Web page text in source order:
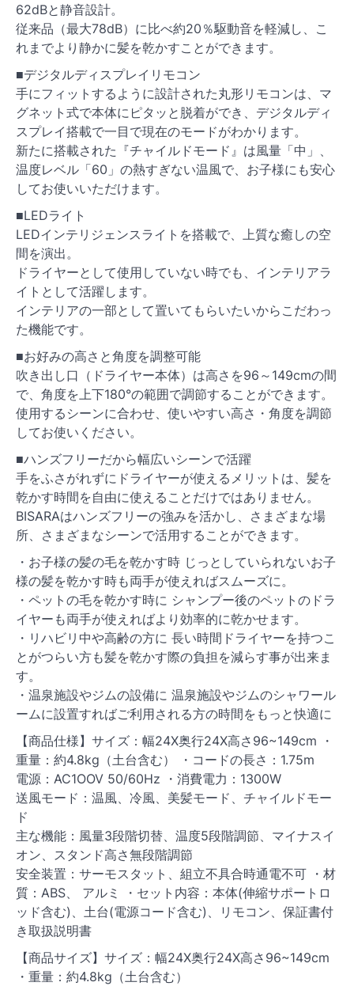
62dBと静音設計。
従来品（最大78dB）に比べ約20％駆動音を軽減し、こ
れまでより静かに髪を乾かすことができます。
■デジタルディスプレイリモコン
手にフィットするように設計された丸形リモコンは、マ
グネット式で本体にピタッと脱着ができ、デジタルディ
スプレイ搭載で一目で現在のモードがわかります。
新たに搭載された『チャイルドモード』は風量「中」、
温度レベル「60」の熱すぎない温風で、お子様にも安心
してお使いいただけます。
■LEDライト
LEDインテリジェンスライトを搭載で、上質な癒しの空
間を演出。
ドライヤーとして使用していない時でも、インテリアラ
イトとして活躍します。
インテリアの一部として置いてもらいたいからこだわっ
た機能です。
■お好みの高さと角度を調整可能
吹き出し口（ドライヤー本体）は高さを96～149cmの間
で、角度を上下180°の範囲で調節することができます。
使用するシーンに合わせ、使いやすい高さ・角度を調節
してお使いください。
■ハンズフリーだから幅広いシーンで活躍
手をふさがれずにドライヤーが使えるメリットは、髪を
乾かす時間を自由に使えることだけではありません。
BISARAはハンズフリーの強みを活かし、さまざまな場
所、さまざまなシーンで活用することができます。
・お子様の髪の毛を乾かす時 じっとしていられないお子
様の髪を乾かす時も両手が使えればスムーズに。
・ペットの毛を乾かす時に シャンプー後のペットのドラ
イヤーも両手が使えればより効率的に乾かせます。
・リハビリ中や高齢の方に 長い時間ドライヤーを持つこ
とがつらい方も髪を乾かす際の負担を減らす事が出来ま
す。
・温泉施設やジムの設備に 温泉施設やジムのシャワール
ームに設置すればご利用される方の時間をもっと快適に
【商品仕様】サイズ：幅24X奥行24X高さ96~149cm ・
重量：約4.8kg（土台含む） ・コードの長さ：1.75m
電源：AC1OOV 50/60Hz ・消費電力：1300W
送風モード：温風、冷風、美髪モード、チャイルドモー
ド
主な機能：風量3段階切替、温度5段階調節、マイナスイ
オン、スタンド高さ無段階調節
安全装置：サーモスタット、組立不具合時通電不可 ・材
質：ABS、 アルミ ・セット内容：本体(伸縮サポートロ
ッド含む)、土台(電源コード含む)、リモコン、保証書付
き取扱説明書
【商品サイズ】サイズ：幅24X奥行24X高さ96~149cm
・重量：約4.8kg（土台含む）